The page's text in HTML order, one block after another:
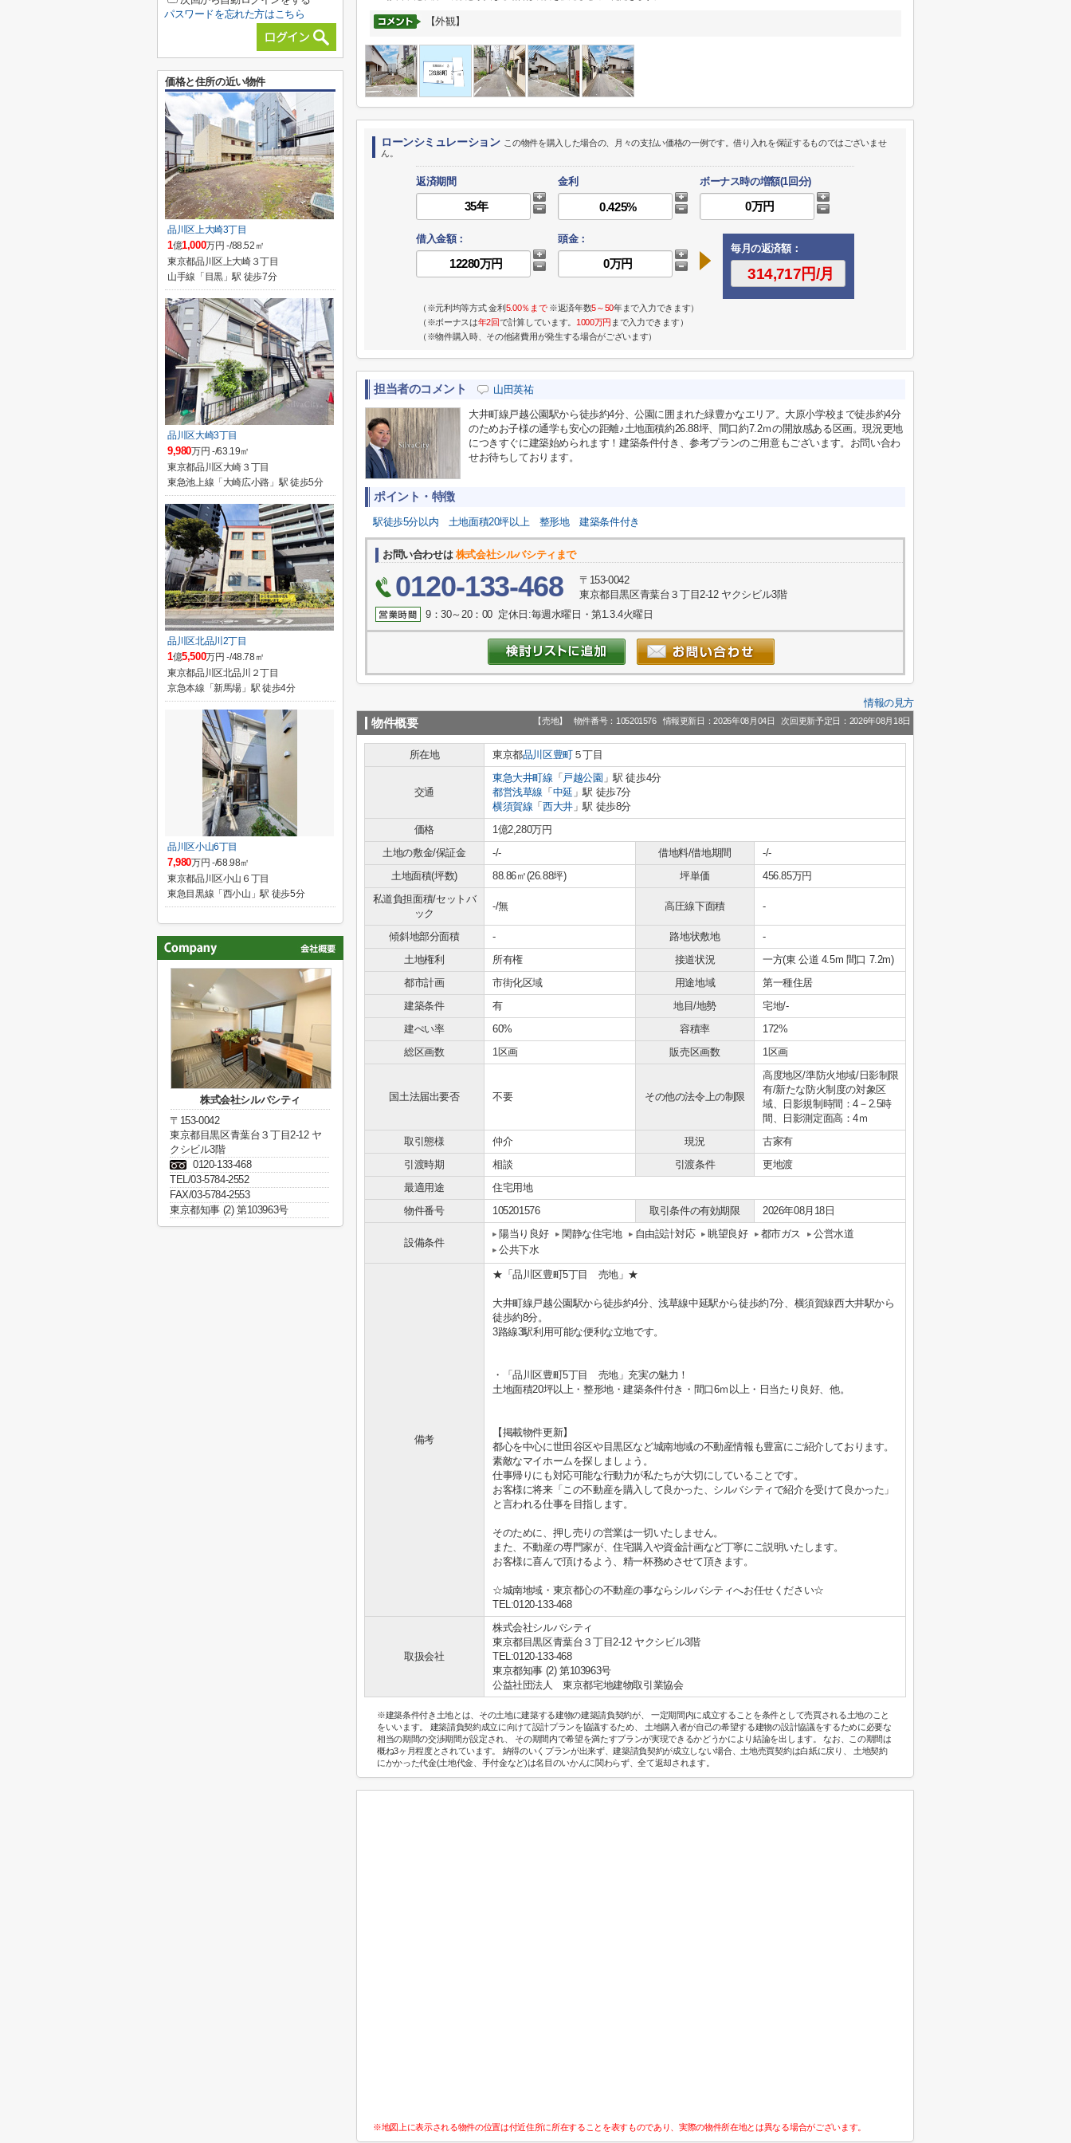
【外観】
ローンシミュレーション この物件を購入した場合の、月々の支払い価格の一例です。借り入れを保証するものではございませ
ん。
返済期間 金利 ボーナス時の増額(1回分)
借入金額：
頭金：
毎月の返済額：
（※元利均等方式 金利5.00％まで※返済年数5～50年まで入力できます）
（※ボーナスは年2回で計算しています。 1000万円 まで入力できます）
（※物件購入時、その他諸費用が発生する場合がございます）
担当者のコメント 山田英祐
大井町線戸越公園駅から徒歩約4分、公園に囲まれた緑豊かなエリア。大原小学校まで徒歩約4分
のためお子様の通学も安心の距離♪土地面積約26.88坪、間口約7.2ｍの開放感ある区画。現況更地
につきすぐに建築始められます！建築条件付き、参考プランのご用意もございます。お問い合わ
せお待ちしております。
ポイント・特徴
駅徒歩5分以内 土地面積20坪以上 整形地 建築条件付き
お問い合わせは 株式会社シルバシティまで
0120-133-468
〒153-0042
東京都目黒区青葉台３丁目2-12 ヤクシビル3階
9：30～20：00 定休日:毎週水曜日・第1.3.4火曜日
情報の見方
物件概要 【売地】 物件番号：105201576 情報更新日：2026年08月04日 次回更新予定日：2026年08月18日
所在地 東京都品川区豊町５丁目
交通
東急大井町線 「 戸越公園 」駅 徒歩4分
都営浅草線 「 中延 」駅 徒歩7分
横須賀線 「西大井」駅 徒歩8分
価格
1億2,280万円
土地の敷金/保証金
-/- 借地料/借地期間
-/-
土地面積(坪数)
88.86㎡(26.88坪) 坪単価
456.85万円
私道負担面積/セットバ
ック
-/無 高圧線下面積 -
傾斜地部分面積 - 路地状敷地
-
土地権利
所有権 接道状況
一方(東 公道 4.5m 間口 7.2m)
都市計画
市街化区域 用途地域
第一種住居
建築条件
有 地目/地勢
宅地/-
建ぺい率
60% 容積率
172%
総区画数
1区画 販売区画数 1区画
国土法届出要否 不要 その他の法令上の制限
高度地区/準防火地域/日影制限
有/新たな防火制度の対象区
域、日影規制時間：4－2.5時
間、日影測定面高：4ｍ
取引態様
仲介 現況
古家有
引渡時期
相談 引渡条件
更地渡
最適用途
住宅用地
物件番号
105201576 取引条件の有効期限 2026年08月18日
設備条件
陽当り良好 閑静な住宅地 自由設計対応 眺望良好 都市ガス
公営水道
公共下水
備考
★「品川区豊町5丁目 売地」★
大井町線戸越公園駅から徒歩約4分、浅草線中延駅から徒歩約7分、横須賀線西大井駅から
徒歩約8分。
3路線3駅利用可能な便利な立地です。
・「品川区豊町5丁目 売地」充実の魅力！
土地面積20坪以上・整形地・建築条件付き・間口6ｍ以上・日当たり良好、他。
【掲載物件更新】
都心を中心に世田谷区や目黒区など城南地域の不動産情報も豊富にご紹介しております。
素敵なマイホームを探しましょう。
仕事帰りにも対応可能な行動力が私たちが大切にしていることです。
お客様に将来「この不動産を購入して良かった、シルバシティで紹介を受けて良かった」
と言われる仕事を目指します。
そのために、押し売りの営業は一切いたしません。
また、不動産の専門家が、住宅購入や資金計画など丁寧にご説明いたします。
お客様に喜んで頂けるよう、精一杯務めさせて頂きます。
☆城南地域・東京都心の不動産の事ならシルバシティへお任せください☆
TEL:0120-133-468
取扱会社
株式会社シルバシティ
東京都目黒区青葉台３丁目2-12 ヤクシビル3階
TEL:0120-133-468
東京都知事 (2) 第103963号
公益社団法人 東京都宅地建物取引業協会
※建築条件付き土地とは、その土地に建築する建物の建築請負契約が、 一定期間内に成立することを条件として売買される土地のこと
をいいます。 建築請負契約成立に向けて設計プランを協議するため、 土地購入者が自己の希望する建物の設計協議をするために必要な
相当の期間の交渉期間が設定され、 その期間内で希望を満たすプランが実現できるかどうかにより結論を出します。 なお、この期間は
概ね3ヶ月程度とされています。 納得のいくプランが出来ず、建築請負契約が成立しない場合、土地売買契約は白紙に戻り、 土地契約
にかかった代金(土地代金、手付金など)は名目のいかんに関わらず、全て返却されます。
※地図上に表示される物件の位置は付近住所に所在することを表すものであり、実際の物件所在地とは異なる場合がございます。
パスワードを忘れた方はこちら
価格と住所の近い物件
品川区上大崎3丁目
1億1,000万円 -/88.52㎡
東京都品川区上大崎３丁目
山手線「目黒」駅 徒歩7分
品川区大崎3丁目
9,980万円 -/63.19㎡
東京都品川区大崎３丁目
東急池上線「大崎広小路」駅 徒歩5分
品川区北品川2丁目
1億5,500万円 -/48.78㎡
東京都品川区北品川２丁目
京急本線「新馬場」駅 徒歩4分
品川区小山6丁目
7,980万円 -/68.98㎡
東京都品川区小山６丁目
東急目黒線「西小山」駅 徒歩5分
株式会社シルバシティ
〒153-0042
東京都目黒区青葉台３丁目2-12 ヤ
クシビル3階
0120-133-468
TEL/03-5784-2552
FAX/03-5784-2553
東京都知事 (2) 第103963号